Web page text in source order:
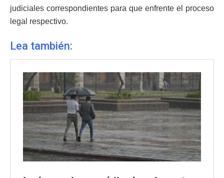
judiciales correspondientes para que enfrente el proceso
legal respectivo.
Lea también: